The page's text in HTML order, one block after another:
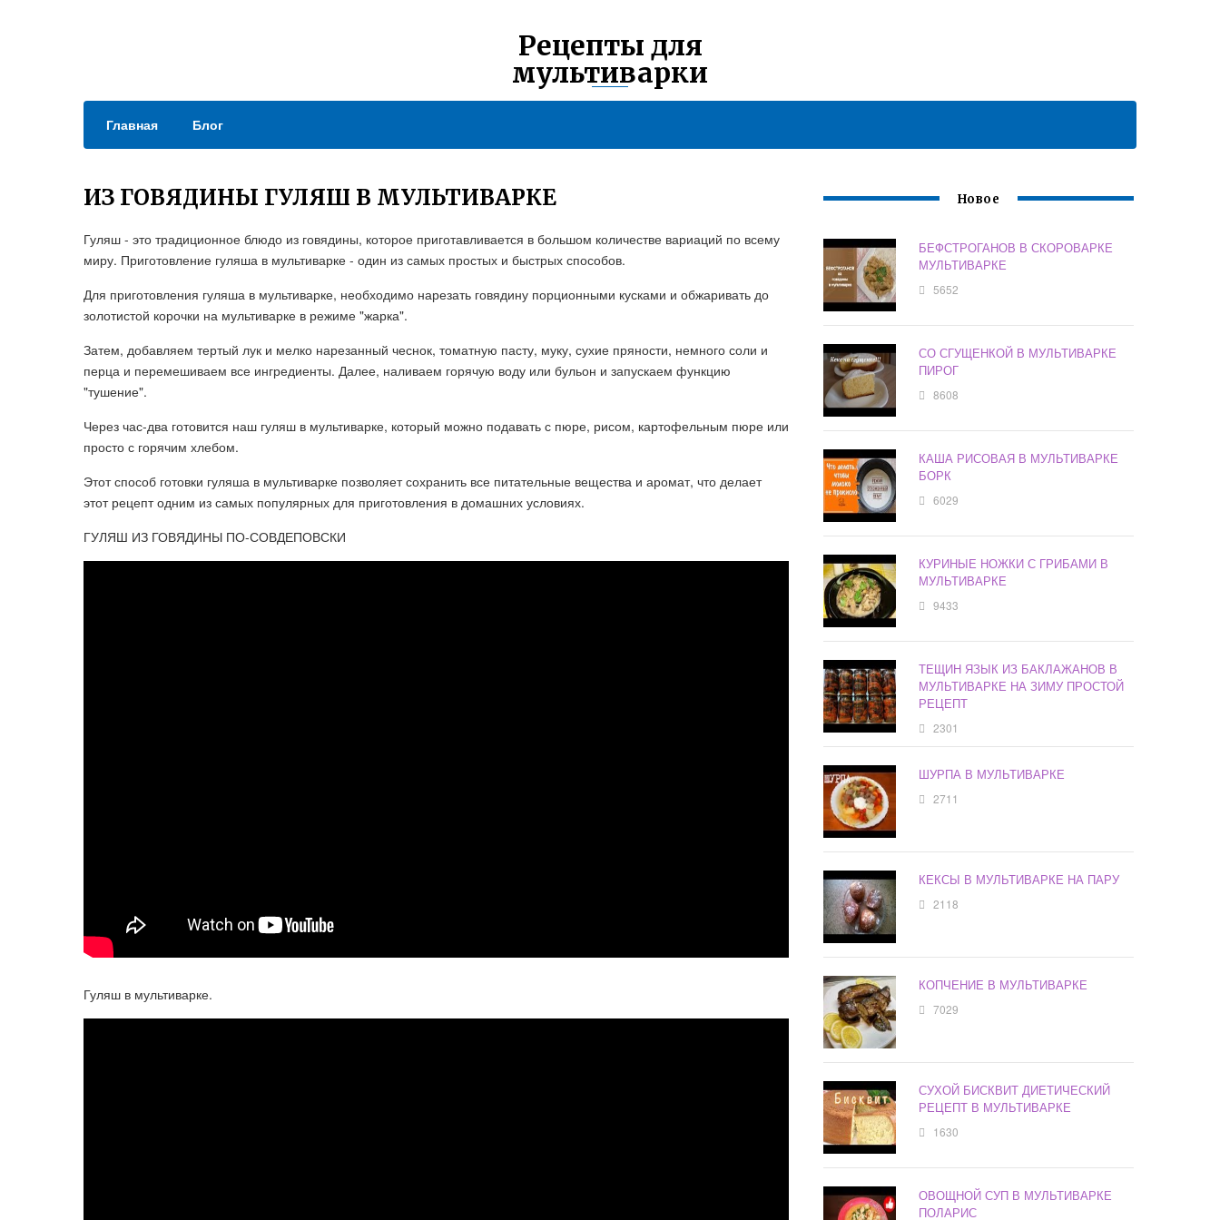
Рецепты для
мультиварки
Главная Блог
ИЗ ГОВЯДИНЫ ГУЛЯШ В МУЛЬТИВАРКЕ
Гуляш - это традиционное блюдо из говядины, которое приготавливается в большом количестве вариаций по всему
миру. Приготовление гуляша в мультиварке - один из самых простых и быстрых способов.
Для приготовления гуляша в мультиварке, необходимо нарезать говядину порционными кусками и обжаривать до
золотистой корочки на мультиварке в режиме "жарка".
Затем, добавляем тертый лук и мелко нарезанный чеснок, томатную пасту, муку, сухие пряности, немного соли и
перца и перемешиваем все ингредиенты. Далее, наливаем горячую воду или бульон и запускаем функцию
"тушение".
Через час-два готовится наш гуляш в мультиварке, который можно подавать с пюре, рисом, картофельным пюре или
просто с горячим хлебом.
Этот способ готовки гуляша в мультиварке позволяет сохранить все питательные вещества и аромат, что делает
этот рецепт одним из самых популярных для приготовления в домашних условиях.
ГУЛЯШ ИЗ ГОВЯДИНЫ ПО-СОВДЕПОВСКИ
Гуляш в мультиварке.
Новое
БЕФСТРОГАНОВ В СКОРОВАРКЕ
МУЛЬТИВАРКЕ
5652
СО СГУЩЕНКОЙ В МУЛЬТИВАРКЕ
ПИРОГ
8608
КАША РИСОВАЯ В МУЛЬТИВАРКЕ
БОРК
6029
КУРИНЫЕ НОЖКИ С ГРИБАМИ В
МУЛЬТИВАРКЕ
9433
ТЕЩИН ЯЗЫК ИЗ БАКЛАЖАНОВ В
МУЛЬТИВАРКЕ НА ЗИМУ ПРОСТОЙ
РЕЦЕПТ
2301
ШУРПА В МУЛЬТИВАРКЕ
2711
КЕКСЫ В МУЛЬТИВАРКЕ НА ПАРУ
2118
КОПЧЕНИЕ В МУЛЬТИВАРКЕ
7029
СУХОЙ БИСКВИТ ДИЕТИЧЕСКИЙ
РЕЦЕПТ В МУЛЬТИВАРКЕ
1630
ОВОЩНОЙ СУП В МУЛЬТИВАРКЕ
ПОЛАРИС